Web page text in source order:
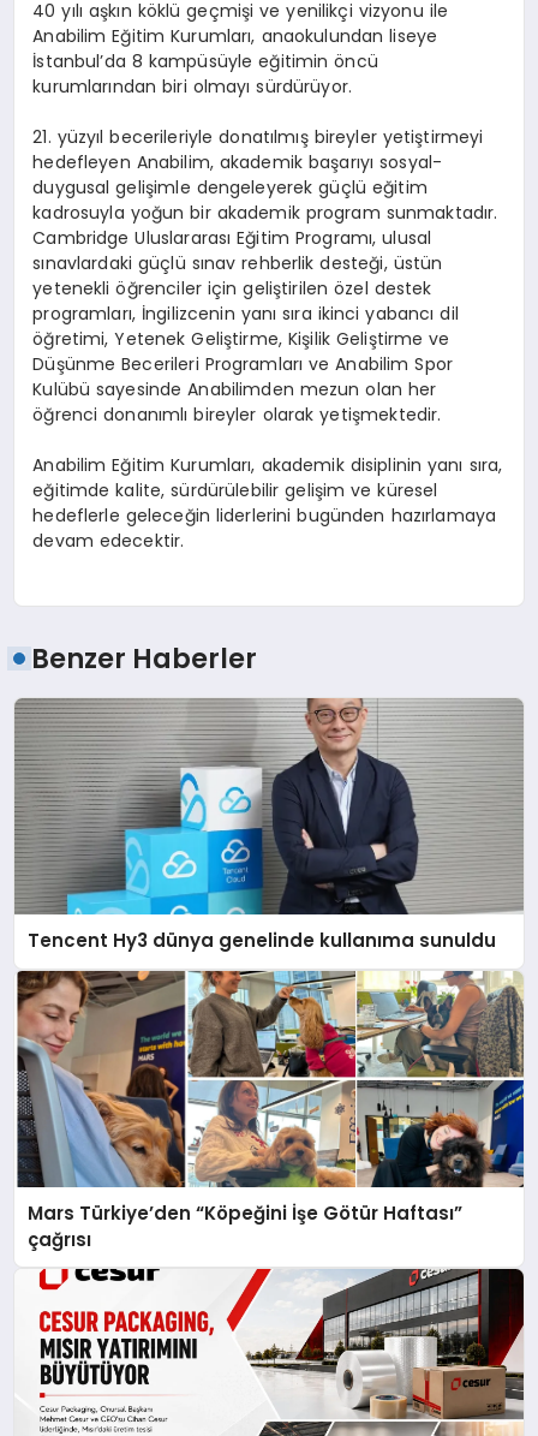
40 yılı aşkın köklü geçmişi ve yenilikçi vizyonu ile
Anabilim Eğitim Kurumları, anaokulundan liseye
İstanbul’da 8 kampüsüyle eğitimin öncü
kurumlarından biri olmayı sürdürüyor.
21. yüzyıl becerileriyle donatılmış bireyler yetiştirmeyi
hedefleyen Anabilim, akademik başarıyı sosyal-
duygusal gelişimle dengeleyerek güçlü eğitim
kadrosuyla yoğun bir akademik program sunmaktadır.
Cambridge Uluslararası Eğitim Programı, ulusal
sınavlardaki güçlü sınav rehberlik desteği, üstün
yetenekli öğrenciler için geliştirilen özel destek
programları, İngilizcenin yanı sıra ikinci yabancı dil
öğretimi, Yetenek Geliştirme, Kişilik Geliştirme ve
Düşünme Becerileri Programları ve Anabilim Spor
Kulübü sayesinde Anabilimden mezun olan her
öğrenci donanımlı bireyler olarak yetişmektedir.
Anabilim Eğitim Kurumları, akademik disiplinin yanı sıra,
eğitimde kalite, sürdürülebilir gelişim ve küresel
hedeflerle geleceğin liderlerini bugünden hazırlamaya
devam edecektir.
Benzer Haberler
Tencent Hy3 dünya genelinde kullanıma sunuldu
Mars Türkiye’den “Köpeğini İşe Götür Haftası”
çağrısı